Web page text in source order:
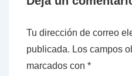
Tu dirección de correo
publicada. Los campos
marcados con *